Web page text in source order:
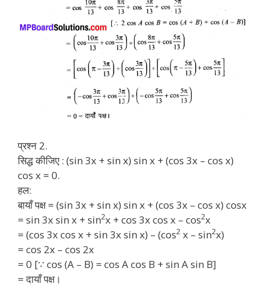
प्रश्न 2.
सिद्ध कीजिए : (sin 3x + sin x) sin x + (cos 3x – cos x)
cos x = 0.
हल:
बायाँ पक्ष = (sin 3x + sin x) sin x + (cos 3x – cos x) cosx
= sin 3x sin x + sin2x + cos 3x cos x – cos2x
= (cos 3x cos x + sin 3x sin x) – (cos2 x – sin2x)
= cos 2x – cos 2x
= 0 [∵ cos (A – B) = cos A cos B + sin A sin B]
= दायाँ पक्ष।